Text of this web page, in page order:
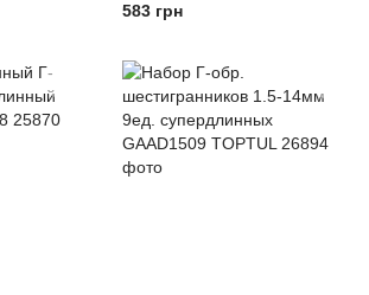
583 грн